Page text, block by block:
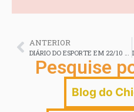
ANTERIOR
Pesquise
Blog do